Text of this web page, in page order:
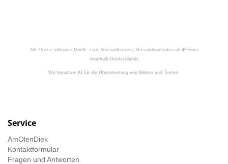
Alle Preise inklusive MwSt. zzgl. Versandkosten | Versandkostenfrei ab 49 Euro
innerhalb Deutschlands
Wir benutzen KI für die Überarbeitung von Bildern und Texten.
Service
AmOlenDiek
Kontaktformular
Fragen und Antworten